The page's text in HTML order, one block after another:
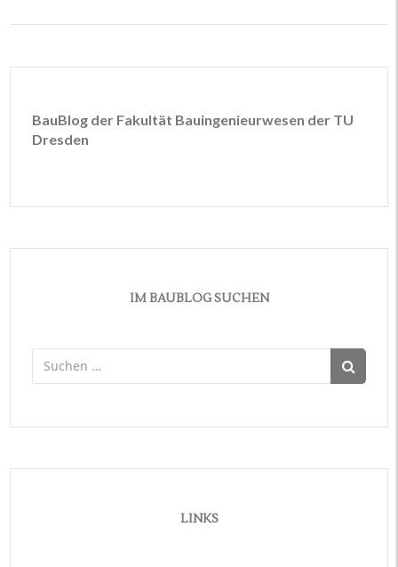
BauBlog der Fakultät Bauingenieurwesen der TU
Dresden
IM BAUBLOG SUCHEN
Suchen
nach:
LINKS